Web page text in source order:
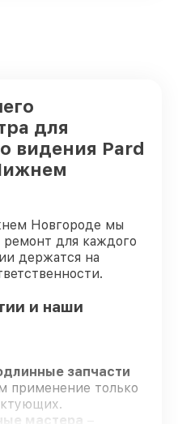
для
видения Pard
Новгороде мы
для каждого
держатся на
и наши
запчасти
применение только
мастера